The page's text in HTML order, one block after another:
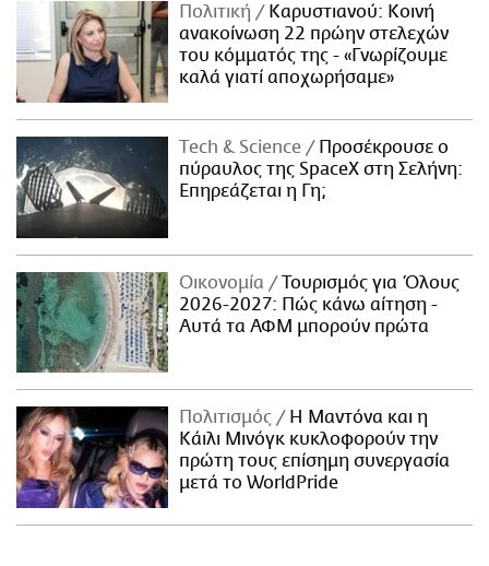
Πολιτική
Καρυστιανού: Κοινή
ανακοίνωση 22 πρώην στελεχών
του κόμματός της - «Γνωρίζουμε
καλά γιατί αποχωρήσαμε»
Τech & Science
Προσέκρουσε ο
πύραυλος της SpaceX στη Σελήνη:
Επηρεάζεται η Γη;
Οικονομία
Τουρισμός για Όλους
2026-2027: Πώς κάνω αίτηση -
Αυτά τα ΑΦΜ μπορούν πρώτα
Πολιτισμός
Η Μαντόνα και η
Κάιλι Μινόγκ κυκλοφορούν την
πρώτη τους επίσημη συνεργασία
μετά το WorldPride